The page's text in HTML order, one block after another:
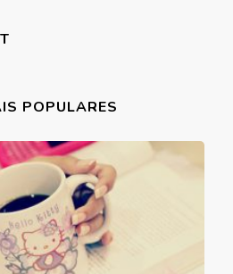
POPULARES